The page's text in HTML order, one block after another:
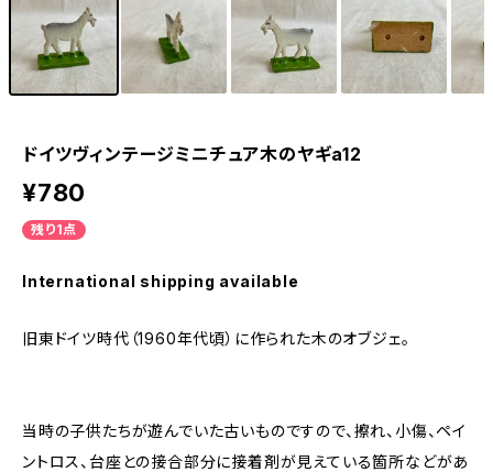
ドイツヴィンテージミニチュア木のヤギa12
¥780
残り1点
International shipping available
旧東ドイツ時代（1960年代頃）に作られた木のオブジェ。
当時の子供たちが遊んでいた古いものですので、擦れ、小傷、ペイ
ントロス、台座との接合部分に接着剤が見えている箇所などがあ